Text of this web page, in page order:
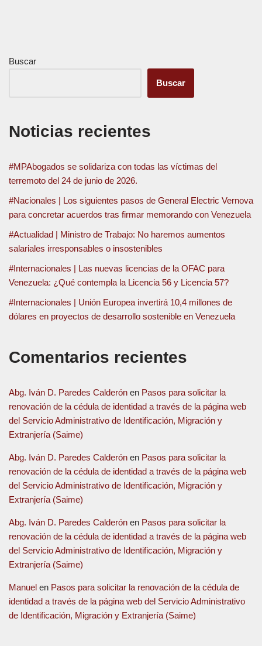
Buscar
Buscar
Noticias recientes
#MPAbogados se solidariza con todas las víctimas del
terremoto del 24 de junio de 2026.
#Nacionales | Los siguientes pasos de General Electric Vernova
para concretar acuerdos tras firmar memorando con Venezuela
#Actualidad | Ministro de Trabajo: No haremos aumentos
salariales irresponsables o insostenibles
#Internacionales | Las nuevas licencias de la OFAC para
Venezuela: ¿Qué contempla la Licencia 56 y Licencia 57?
#Internacionales | Unión Europea invertirá 10,4 millones de
dólares en proyectos de desarrollo sostenible en Venezuela
Comentarios recientes
Abg. Iván D. Paredes Calderón en Pasos para solicitar la
renovación de la cédula de identidad a través de la página web
del Servicio Administrativo de Identificación, Migración y
Extranjería (Saime)
Abg. Iván D. Paredes Calderón en Pasos para solicitar la
renovación de la cédula de identidad a través de la página web
del Servicio Administrativo de Identificación, Migración y
Extranjería (Saime)
Abg. Iván D. Paredes Calderón en Pasos para solicitar la
renovación de la cédula de identidad a través de la página web
del Servicio Administrativo de Identificación, Migración y
Extranjería (Saime)
Manuel en Pasos para solicitar la renovación de la cédula de
identidad a través de la página web del Servicio Administrativo
de Identificación, Migración y Extranjería (Saime)